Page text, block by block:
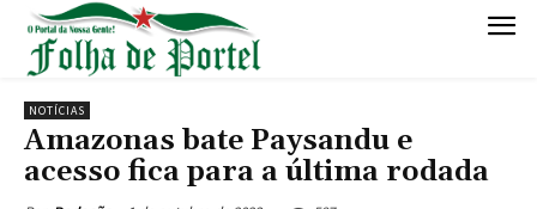
NOTÍCIAS
Amazonas bate Paysandu e
acesso fica para a última rodada